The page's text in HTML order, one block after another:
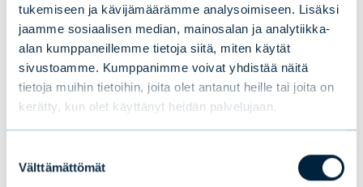
tukemiseen ja kävijämäärämme analysoimiseen. Lisäksi
jaamme sosiaalisen median, mainosalan ja analytiikka-
alan kumppaneillemme tietoja siitä, miten käytät
sivustoamme. Kumppanimme voivat yhdistää näitä
tietoja muihin tietoihin, joita olet antanut heille tai joita on
kerätty, kun olet käyttänyt heidän palvelujaan.
valinta
Välttämättömät
säikäyttää korkomarkkinat, sillä toistaiseksi
keskuspankit ovat vähentäneet
rahapoliittista elvytystä varsin maltillisesti.
Korkomarkkinoiden pitkän aikavälin inflaatio-
odotukset ovat vielä pysyneet suhteellisen
vakaina.
Yhdysvaltojen keskuspankki Fed on kuitenkin